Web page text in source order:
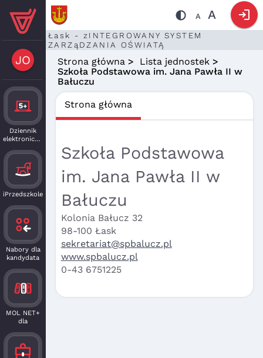
JO
Dziennik
elektroniczny
iPrzedszkole
Nabory dla
kandydata
MOL NET+
dla
A A login
Łask - zINTEGROWANY SYSTEM
ZARZąDZANIA OŚWIATĄ
Strona główna> Lista jednostek>
Szkoła Podstawowa im. Jana Pawła II w
Bałuczu
Strona główna
Szkoła Podstawowa
im. Jana Pawła II w
Bałuczu
Kolonia Bałucz 32
98-100 Łask
sekretariat@spbalucz.pl
www.spbalucz.pl
0-43 6751225